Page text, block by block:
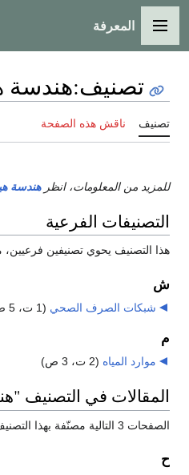
القائمة الرئيسية
المعرفة
تصنيف:هندسة
تصنيف ناقش هذه الصفحة
للمزيد من المعلومات، انظرهندسة
التصنيفات الفرعية
هذا التصنيف يحوي تصنيفين فرعيين،
ش
شبكات الصرف الصحي (1 ت، 5 ص)
م
موارد المياه (2 ت، 3 ص)
المقالات في التصنيف
الصفحات 3 التالية مصنّفة بهذا التصنيف، من إجمالي 3.
ح